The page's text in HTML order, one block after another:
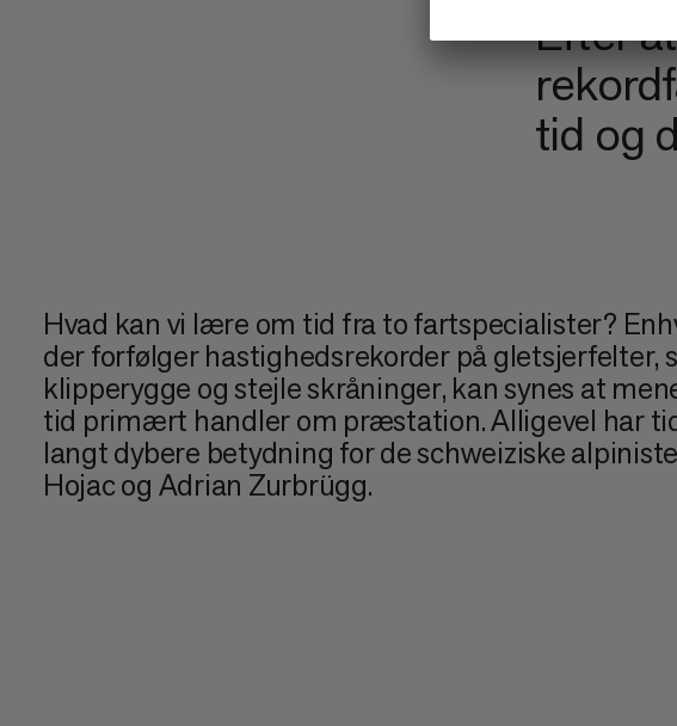
Efter
tid og
Hvad kan vi lære om tid fra to fartspecialister?
der forfølger hastighedsrekorder på gletsjerfelter,
klipperygge og stejle skråninger, kan synes at
tid primært handler om præstation. Alligevel har
langt dybere betydning for de schweiziske
Hojac og Adrian Zurbrügg.